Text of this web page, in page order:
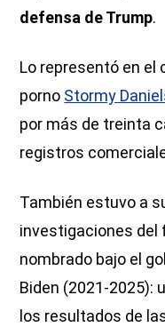
defensa de Trump.
Lo representó en el
porno Stormy
por más de treinta
registros
También estuvo a
investigaciones del
nombrado bajo el
Biden (2021-2025):
los resultados de